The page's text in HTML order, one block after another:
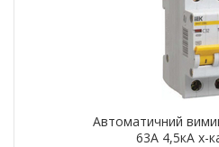
Автоматичний
63А 4,5кА х-